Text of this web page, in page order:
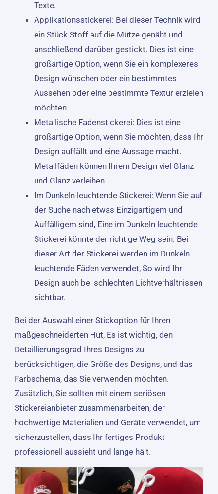
Texte.
Applikationsstickerei: Bei dieser Technik wird
ein Stück Stoff auf die Mütze genäht und
anschließend darüber gestickt. Dies ist eine
großartige Option, wenn Sie ein komplexeres
Design wünschen oder ein bestimmtes
Aussehen oder eine bestimmte Textur erzielen
möchten.
Metallische Fadenstickerei: Dies ist eine
großartige Option, wenn Sie möchten, dass Ihr
Design auffällt und eine Aussage macht.
Metallfäden können Ihrem Design viel Glanz
und Glanz verleihen.
Im Dunkeln leuchtende Stickerei: Wenn Sie auf
der Suche nach etwas Einzigartigem und
Auffälligem sind, Eine im Dunkeln leuchtende
Stickerei könnte der richtige Weg sein. Bei
dieser Art der Stickerei werden im Dunkeln
leuchtende Fäden verwendet, So wird Ihr
Design auch bei schlechten Lichtverhältnissen
sichtbar.
Bei der Auswahl einer Stickoption für Ihren
maßgeschneiderten Hut, Es ist wichtig, den
Detaillierungsgrad Ihres Designs zu
berücksichtigen, die Größe des Designs, und das
Farbschema, das Sie verwenden möchten.
Zusätzlich, Sie sollten mit einem seriösen
Stickereianbieter zusammenarbeiten, der
hochwertige Materialien und Geräte verwendet, um
sicherzustellen, dass Ihr fertiges Produkt
professionell aussieht und lange hält.